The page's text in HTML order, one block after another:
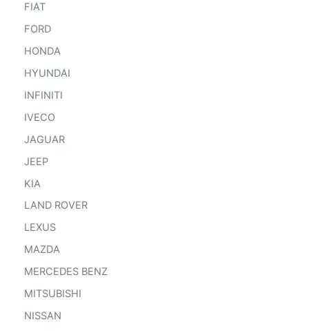
FIAT
FORD
HONDA
HYUNDAI
INFINITI
IVECO
JAGUAR
JEEP
KIA
LAND ROVER
LEXUS
MAZDA
MERCEDES BENZ
MITSUBISHI
NISSAN